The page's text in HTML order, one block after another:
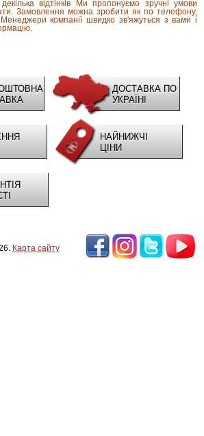
відтінків Ми пропонуємо зручні умови
Замовлення можна зробити як по телефону,
компанії швидко зв'яжуться з вами і
ДОСТАВКА ПО
УКРАЇНІ
НАЙНИЖЧІ
ЦІНИ
Карта сайту